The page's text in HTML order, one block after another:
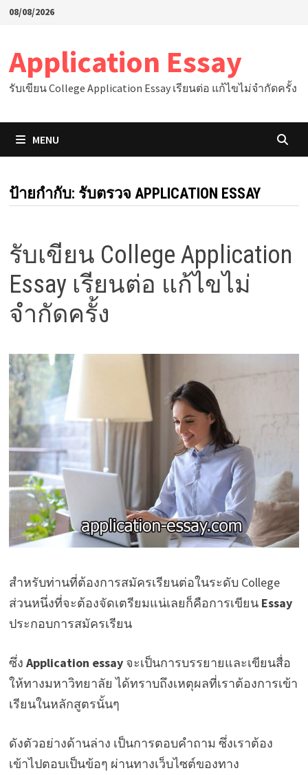
Skip08/08/2026
Application Essay
รับเขียน College Application Essay เรียนต่อ แก้ไขไม่จำกัดครั้ง
MENU
ป้ายกำกับ: รับตรวจ APPLICATION ESSAY
รับเขียน College Application
Essay เรียนต่อ แก้ไขไม่
จำกัดครั้ง
สำหรับท่านที่ต้องการสมัครเรียนต่อในระดับ College
ส่วนหนึ่งที่จะต้องจัดเตรียมแน่เลยก็คือการเขียน Essay
ประกอบการสมัครเรียน
ซึ่ง Application essayจะเป็นการบรรยายและเขียนสื่อ
ให้ทางมหาวิทยาลัย ได้ทราบถึงเหตุผลที่เราต้องการเข้า
เรียนในหลักสูตรนั้นๆ
ดังตัวอย่างด้านล่าง เป็นการตอบคำถาม ซึ่งเราต้อง
เข้าไปตอบเป็นข้อๆ ผ่านทางเว็บไซต์ของทาง